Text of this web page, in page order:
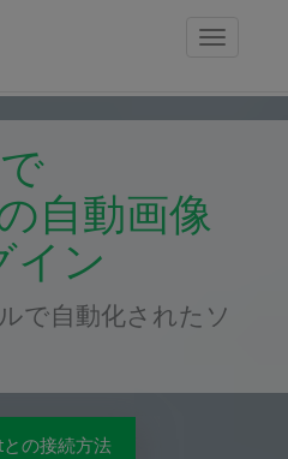
Toggle
自動画像
イン
で自動化されたソ
の接続方法